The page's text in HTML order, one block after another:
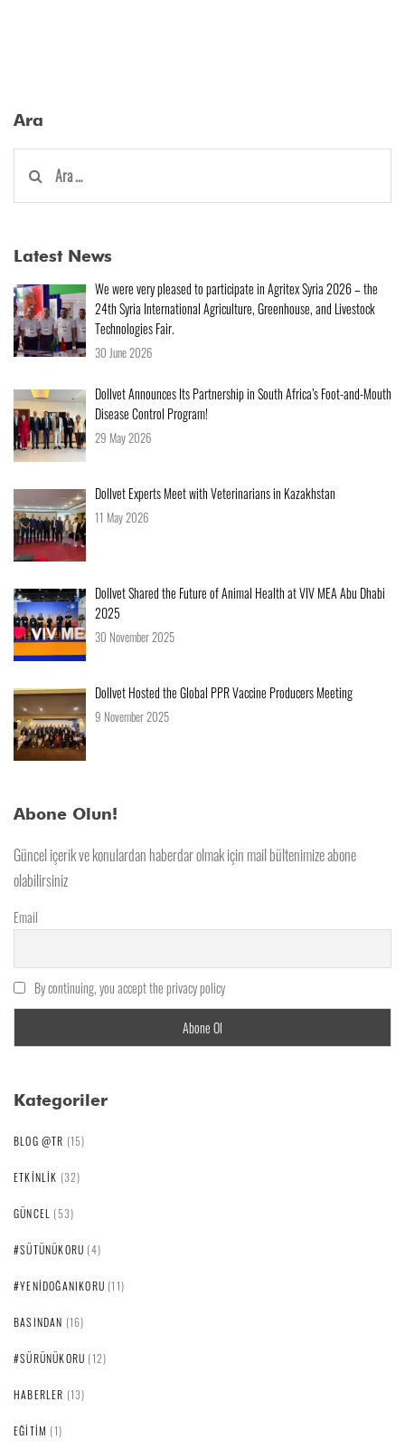
Ara
Latest News
We were very pleased to participate in Agritex Syria 2026 – the
24th Syria International Agriculture, Greenhouse, and Livestock
Technologies Fair.
30 June 2026
Dollvet Announces Its Partnership in South Africa’s Foot-and-Mouth
Disease Control Program!
29 May 2026
Dollvet Experts Meet with Veterinarians in Kazakhstan
11 May 2026
Dollvet Shared the Future of Animal Health at VIV MEA Abu Dhabi
2025
30 November 2025
Dollvet Hosted the Global PPR Vaccine Producers Meeting
9 November 2025
Abone Olun!
Güncel içerik ve konulardan haberdar olmak için mail bültenimize abone
olabilirsiniz
Email
By continuing, you accept the privacy policy
Kategoriler
BLOG @TR (15)
ETKINLIK (32)
GÜNCEL (53)
#SÜTÜNÜKORU (4)
#YENIDOĞANIKORU (11)
BASINDAN (16)
#SÜRÜNÜKORU (12)
HABERLER (13)
EĞITIM (1)